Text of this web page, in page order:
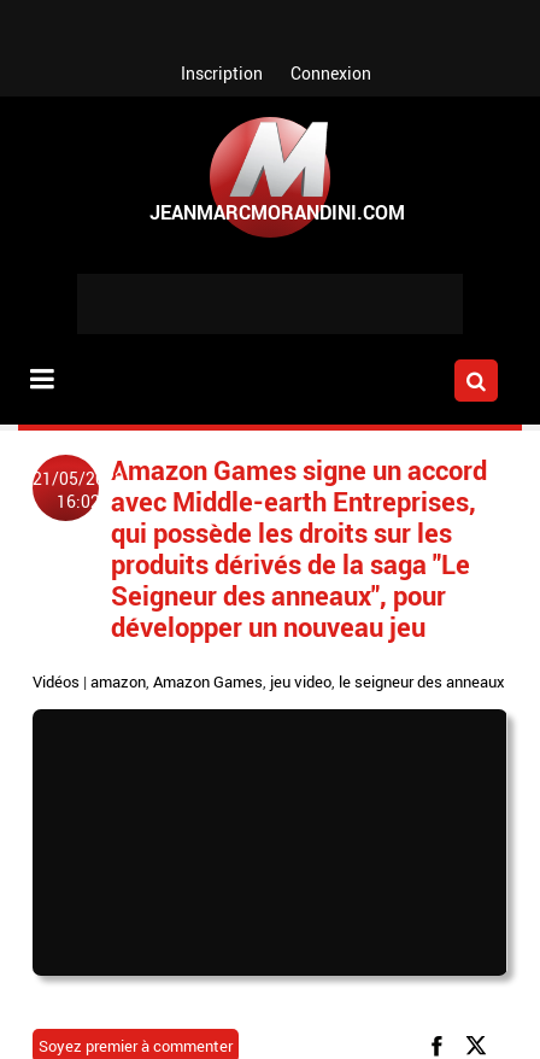
Inscription Connexion
21/05/2023
16:02
Amazon Games signe un accord
avec Middle-earth Entreprises,
qui possède les droits sur les
produits dérivés de la saga "Le
Seigneur des anneaux", pour
développer un nouveau jeu
Vidéos |amazon,Amazon Games, jeu video, le seigneur des anneaux
Soyez premier à commenter